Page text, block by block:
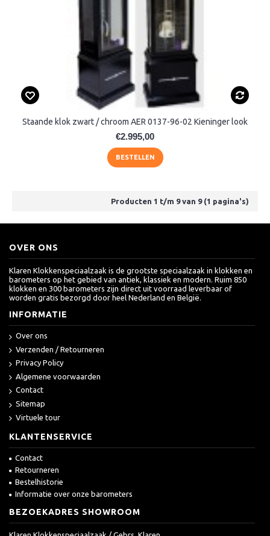
Staande klok zwart / chroom AER 0137-96-02 Kieninger look
€2.995,00
BESTELLEN
Producten 1 t/m 9 van 9 (1 pagina's)
OVER ONS
Klaren Klokkenspeciaalzaak is de grootste speciaalzaak in klokken en
barometers op het gebied van antiek, klassiek en modern. Ruim 850
klokken en 300 barometers zijn direct uit voorraad leverbaar of
worden gratis bezorgd door heel Nederland en België.
INFORMATIE
Over ons
Verzenden / Retourneren
Privacy Policy
Algemene voorwaarden
Contact
Sitemap
Virtuele tour
KLANTENSERVICE
Contact
Retourneren
Bestelhistorie
Informatie over onze barometers
BEZOEKADRES SHOWROOM